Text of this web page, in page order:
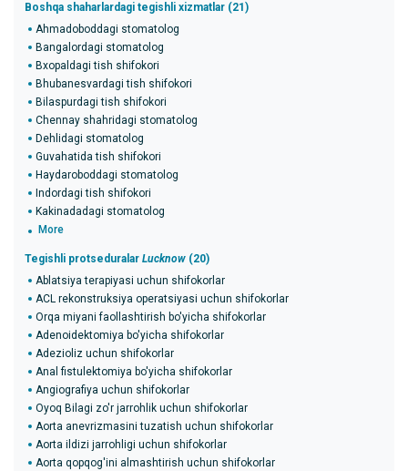
Boshqa shaharlardagi tegishli xizmatlar (21)
Ahmadoboddagi stomatolog
Bangalordagi stomatolog
Bxopaldagi tish shifokori
Bhubanesvardagi tish shifokori
Bilaspurdagi tish shifokori
Chennay shahridagi stomatolog
Dehlidagi stomatolog
Guvahatida tish shifokori
Haydaroboddagi stomatolog
Indordagi tish shifokori
Kakinadadagi stomatolog
More
Tegishli protseduralar Lucknow (20)
Ablatsiya terapiyasi uchun shifokorlar
ACL rekonstruksiya operatsiyasi uchun shifokorlar
Orqa miyani faollashtirish bo'yicha shifokorlar
Adenoidektomiya bo'yicha shifokorlar
Adezioliz uchun shifokorlar
Anal fistulektomiya bo'yicha shifokorlar
Angiografiya uchun shifokorlar
Oyoq Bilagi zo'r jarrohlik uchun shifokorlar
Aorta anevrizmasini tuzatish uchun shifokorlar
Aorta ildizi jarrohligi uchun shifokorlar
Aorta qopqog'ini almashtirish uchun shifokorlar